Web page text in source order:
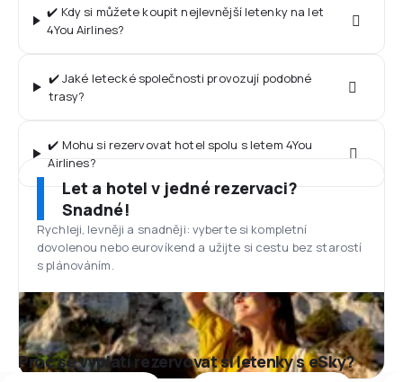
✔️ Kdy si můžete koupit nejlevnější letenky na let
4You Airlines?
✔️ Jaké letecké společnosti provozují podobné
trasy?
✔️ Mohu si rezervovat hotel spolu s letem 4You
Airlines?
Let a hotel v jedné rezervaci?
Snadné!
Rychleji, levněji a snadněji: vyberte si kompletní
dovolenou nebo eurovíkend a užijte si cestu bez starostí
s plánováním.
Proč se vyplatí rezervovat si letenky s eSky?